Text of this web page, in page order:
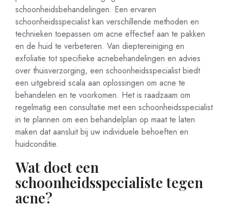
schoonheidsbehandelingen. Een ervaren
schoonheidsspecialist kan verschillende methoden en
technieken toepassen om acne effectief aan te pakken
en de huid te verbeteren. Van dieptereiniging en
exfoliatie tot specifieke acnebehandelingen en advies
over thuisverzorging, een schoonheidsspecialist biedt
een uitgebreid scala aan oplossingen om acne te
behandelen en te voorkomen. Het is raadzaam om
regelmatig een consultatie met een schoonheidsspecialist
in te plannen om een behandelplan op maat te laten
maken dat aansluit bij uw individuele behoeften en
huidconditie.
Wat doet een
schoonheidsspecialiste tegen
acne?